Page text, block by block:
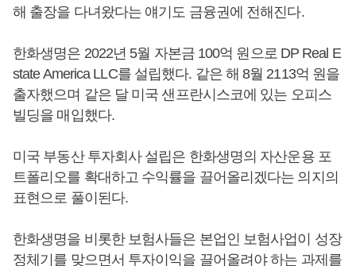
해 출장을 다녀왔다는 얘기도 금융권에 전해진다.
한화생명은 2022년 5월 자본금 100억 원으로 DP Real E
state America LLC를 설립했다. 같은 해 8월 2113억 원을
출자했으며 같은 달 미국 샌프란시스코에 있는 오피스
빌딩을 매입했다.
미국 부동산 투자회사 설립은 한화생명의 자산운용 포
트폴리오를 확대하고 수익률을 끌어올리겠다는 의지의
표현으로 풀이된다.
한화생명을 비롯한 보험사들은 본업인 보험사업이 성장
정체기를 맞으면서 투자이익을 끌어올려야 하는 과제를